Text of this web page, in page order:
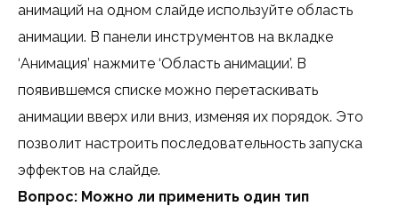
анимаций на одном слайде используйте область
анимации. В панели инструментов на вкладке
‘Анимация’ нажмите ‘Область анимации’. В
появившемся списке можно перетаскивать
анимации вверх или вниз, изменяя их порядок. Это
позволит настроить последовательность запуска
эффектов на слайде.
Вопрос: Можно ли применить один тип